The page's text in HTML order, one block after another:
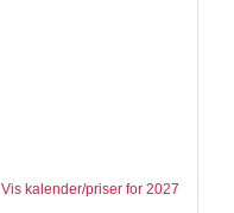
Vis kalender/priser for 2027